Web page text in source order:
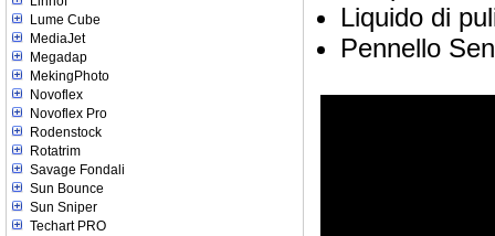
Lume Cube
MediaJet
Megadap
MekingPhoto
Novoflex
Novoflex Pro
Rodenstock
Rotatrim
Savage Fondali
Sun Bounce
Sun Sniper
Techart PRO
Liquido di
Pennello